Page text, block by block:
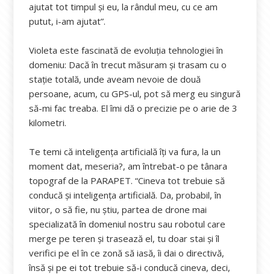
ajutat tot timpul și eu, la rândul meu, cu ce am
putut, i-am ajutat”.
Violeta este fascinată de evoluția tehnologiei în
domeniu: Dacă în trecut măsuram și trasam cu o
stație totală, unde aveam nevoie de două
persoane, acum, cu GPS-ul, pot să merg eu singură
să-mi fac treaba. El îmi dă o precizie pe o arie de 3
kilometri.
Te temi că inteligența artificială îți va fura, la un
moment dat, meseria?, am întrebat-o pe tânara
topograf de la PARAPET. “Cineva tot trebuie să
conducă și inteligența artificială. Da, probabil, în
viitor, o să fie, nu știu, partea de drone mai
specializată în domeniul nostru sau robotul care
merge pe teren și trasează el, tu doar stai și îl
verifici pe el în ce zonă să iasă, îi dai o directivă,
însă și pe ei tot trebuie să-i conducă cineva, deci,